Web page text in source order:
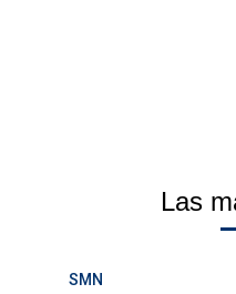
Las
SMN